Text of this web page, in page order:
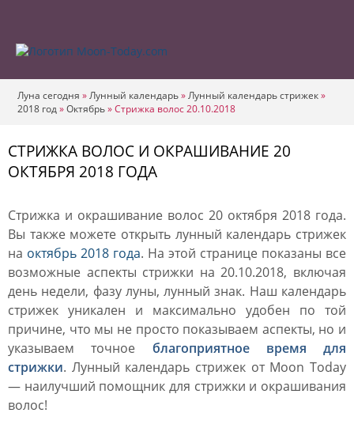
Луна сегодня »Лунный календарь»Лунный календарь стрижек»
2018 год»Октябрь»Стрижка волос 20.10.2018
СТРИЖКА ВОЛОС И ОКРАШИВАНИЕ 20
ОКТЯБРЯ 2018 ГОДА
Стрижка и окрашивание волос 20 октября 2018 года.
Вы также можете открыть лунный календарь стрижек
на октябрь 2018 года. На этой странице показаны все
возможные аспекты стрижки на 20.10.2018, включая
день недели, фазу луны, лунный знак. Наш календарь
стрижек уникален и максимально удобен по той
причине, что мы не просто показываем аспекты, но и
указываем точное благоприятное время для
стрижки. Лунный календарь стрижек от Moon Today
— наилучший помощник для стрижки и окрашивания
волос!